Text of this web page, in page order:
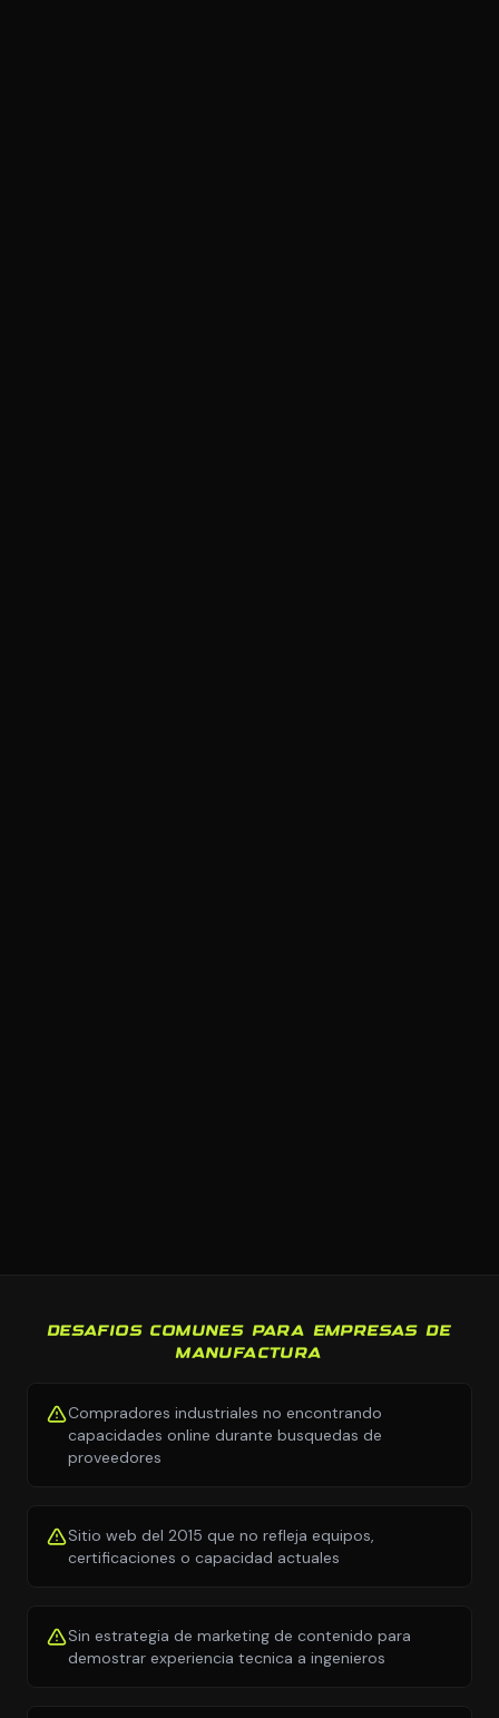
DESAFIOS COMUNES PARA EMPRESAS DE
MANUFACTURA
Compradores industriales no encontrando
capacidades online durante busquedas de
proveedores
Sitio web del 2015 que no refleja equipos,
certificaciones o capacidad actuales
Sin estrategia de marketing de contenido para
demostrar experiencia tecnica a ingenieros